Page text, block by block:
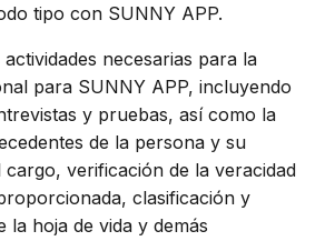
tipo con SUNNY APP.
necesarias para la
para SUNNY APP, incluyendo
y pruebas, así como la
de la persona y su
verificación de la veracidad
clasificación y
la hoja de vida y demás